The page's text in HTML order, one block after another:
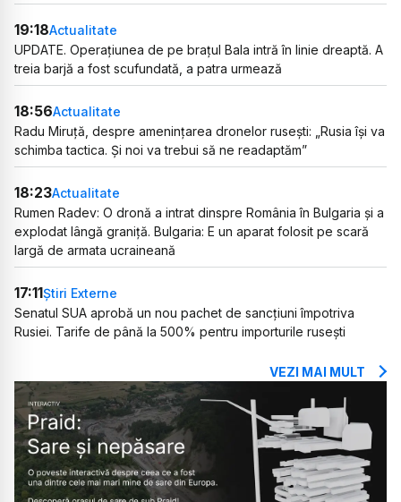
19:18Actualitate
UPDATE. Operațiunea de pe brațul Bala intră în linie dreaptă. A
treia barjă a fost scufundată, a patra urmează
18:56Actualitate
Radu Miruță, despre amenințarea dronelor rusești: „Rusia își va
schimba tactica. Și noi va trebui să ne readaptăm”
18:23Actualitate
Rumen Radev: O dronă a intrat dinspre România în Bulgaria și a
explodat lângă graniță. Bulgaria: E un aparat folosit pe scară
largă de armata ucraineană
17:11Știri Externe
Senatul SUA aprobă un nou pachet de sancțiuni împotriva
Rusiei. Tarife de până la 500% pentru importurile rusești
VEZI MAI MULT